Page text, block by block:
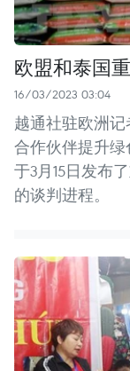
欧盟和泰国
16/03/2023 03:04
越通社驻欧洲
合作伙伴提升
于3月15日发布
的谈判进程。